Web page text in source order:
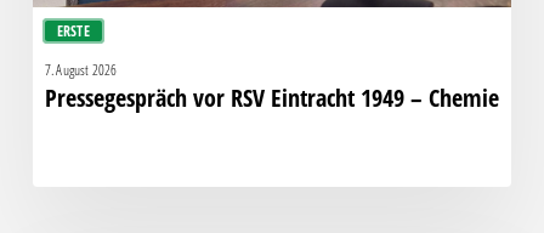
ERSTE
7. August 2026
Pressegespräch vor RSV Eintracht 1949 – Chemie